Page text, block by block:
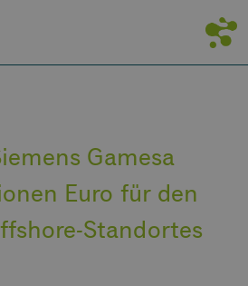
Gamesa
Euro für den
Standortes